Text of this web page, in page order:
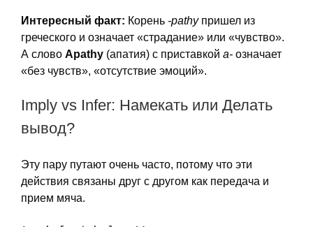
Интересный факт: Корень -pathyпришел из
греческого и означает «страдание» или «чувство».
А слово Apathy (апатия) с приставкой a- означает
«без чувств», «отсутствие эмоций».
Imply vs Infer: Намекать или Делать
вывод?
Эту пару путают очень часто, потому что эти
действия связаны друг с другом как передача и
прием мяча.